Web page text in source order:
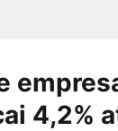
4,2%